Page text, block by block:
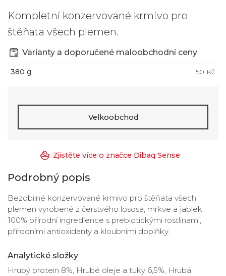
Kompletní konzervované krmivo pro
štěňata všech plemen.
Varianty a doporučené maloobchodní ceny
380 g 50 Kč
Velkoobchod
Zjistěte více o značce Dibaq Sense
Podrobný popis
Bezobilné konzervované krmivo pro štěňata všech
plemen vyrobené z čerstvého lososa, mrkve a jablek.
100% přírodní ingredience s prebiotickými rostlinami,
přírodními antioxidanty a kloubními doplňky.
Analytické složky
Hrubý protein 8%, Hrubé oleje a tuky 6,5%, Hrubá